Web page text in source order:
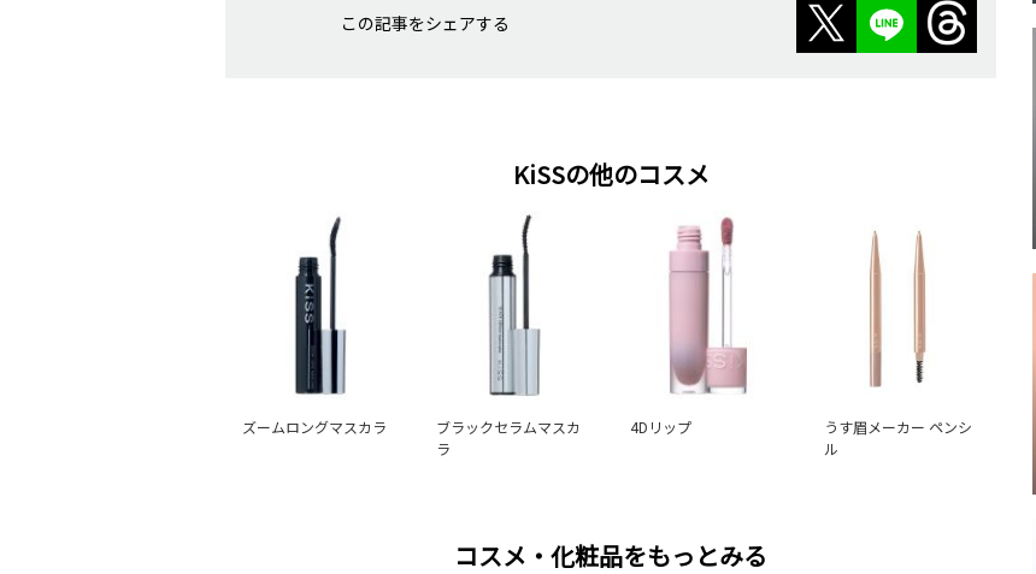
この記事をシェアする
KiSSの他のコスメ
ズームロングマスカラ
ブラックセラムマスカ
ラ
4Dリップ
うす眉メーカー ペンシ
ル
コスメ・化粧品をもっとみる